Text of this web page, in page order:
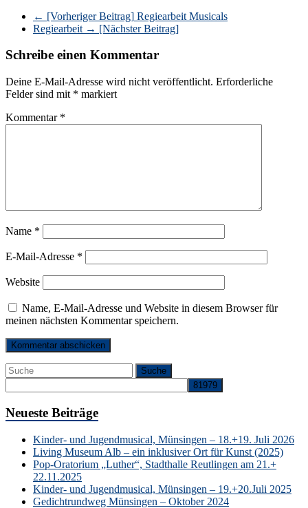
← [Vorheriger Beitrag] Regiearbeit Musicals
Regiearbeit → [Nächster Beitrag]
Schreibe einen Kommentar
Deine E-Mail-Adresse wird nicht veröffentlicht. Erforderliche
Felder sind mit * markiert
Kommentar *
Name *
E-Mail-Adresse *
Website
Name, E-Mail-Adresse und Website in diesem Browser für
meinen nächsten Kommentar speichern.
Neueste Beiträge
Kinder- und Jugendmusical, Münsingen – 18.+19. Juli 2026
Living Museum Alb – ein inklusiver Ort für Kunst (2025)
Pop-Oratorium „Luther“, Stadthalle Reutlingen am 21.+
22.11.2025
Kinder- und Jugendmusical, Münsingen – 19.+20.Juli 2025
Gedichtrundweg Münsingen – Oktober 2024